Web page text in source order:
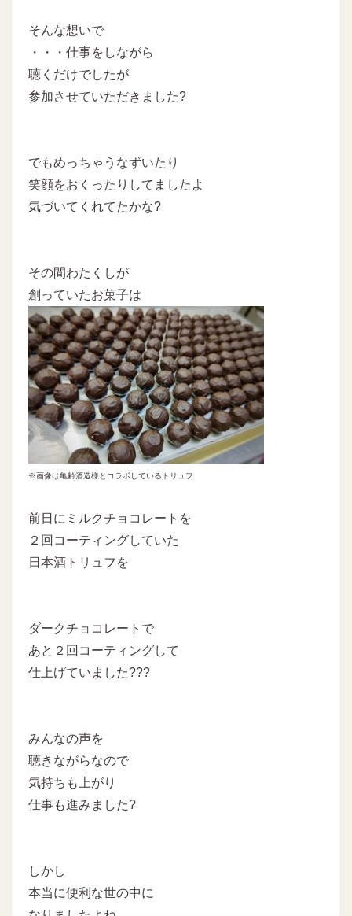
そんな想いで
・・・仕事をしながら
聴くだけでしたが
参加させていただきました?
でもめっちゃうなずいたり
笑顔をおくったりしてましたよ
気づいてくれてたかな?
その間わたくしが
創っていたお菓子は
※画像は亀齢酒造様とコラボしているトリュフ
前日にミルクチョコレートを
２回コーティングしていた
日本酒トリュフを
ダークチョコレートで
あと２回コーティングして
仕上げていました???
みんなの声を
聴きながらなので
気持ちも上がり
仕事も進みました?
しかし
本当に便利な世の中に